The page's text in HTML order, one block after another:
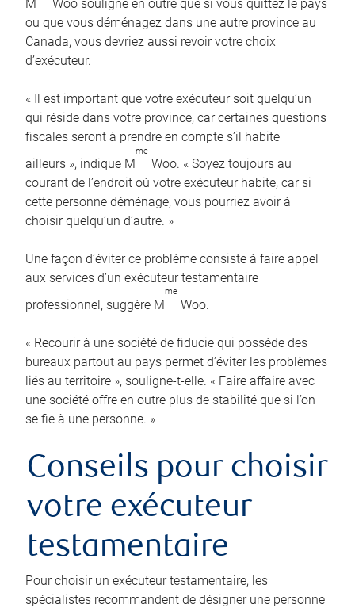
M
Woo souligne en outre que si vous quittez le pays
ou que vous déménagez dans une autre province au
Canada, vous devriez aussi revoir votre choix
d’exécuteur.
« Il est important que votre exécuteur soit quelqu’un
qui réside dans votre province, car certaines questions
fiscales seront à prendre en compte s’il habite
ailleurs », indique M
me
Woo. « Soyez toujours au
courant de l’endroit où votre exécuteur habite, car si
cette personne déménage, vous pourriez avoir à
choisir quelqu’un d’autre. »
Une façon d’éviter ce problème consiste à faire appel
aux services d’un exécuteur testamentaire
professionnel, suggère M
me
Woo.
« Recourir à une société de fiducie qui possède des
bureaux partout au pays permet d’éviter les problèmes
liés au territoire », souligne-t-elle. « Faire affaire avec
une société offre en outre plus de stabilité que si l’on
se fie à une personne. »
Conseils pour choisir
votre exécuteur
testamentaire
Pour choisir un exécuteur testamentaire, les
spécialistes recommandent de désigner une personne